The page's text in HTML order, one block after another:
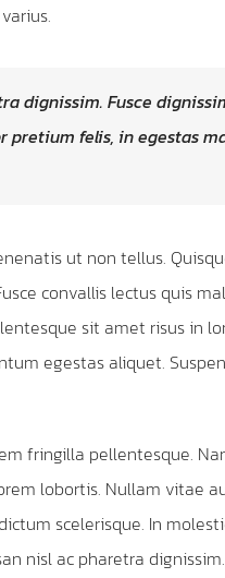
dignissim. Fusce
pretium felis, in egestas
ut non tellus.
convallis lectus quis
sit amet risus in
egestas aliquet.
fringilla pellentesque.
lobortis. Nullam vitae
scelerisque. In
nisl ac pharetra